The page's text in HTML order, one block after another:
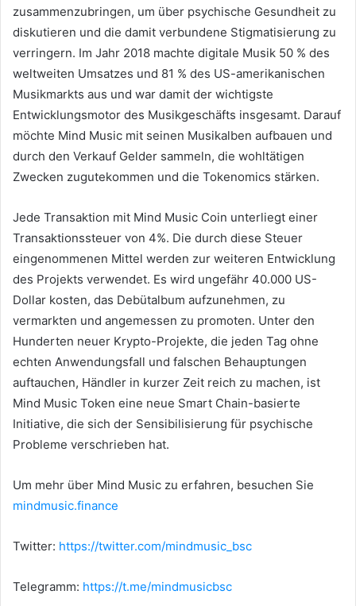
zusammenzubringen, um über psychische Gesundheit zu
diskutieren und die damit verbundene Stigmatisierung zu
verringern. Im Jahr 2018 machte digitale Musik 50 % des
weltweiten Umsatzes und 81 % des US-amerikanischen
Musikmarkts aus und war damit der wichtigste
Entwicklungsmotor des Musikgeschäfts insgesamt. Darauf
möchte Mind Music mit seinen Musikalben aufbauen und
durch den Verkauf Gelder sammeln, die wohltätigen
Zwecken zugutekommen und die Tokenomics stärken.
Jede Transaktion mit Mind Music Coin unterliegt einer
Transaktionssteuer von 4%. Die durch diese Steuer
eingenommenen Mittel werden zur weiteren Entwicklung
des Projekts verwendet. Es wird ungefähr 40.000 US-
Dollar kosten, das Debütalbum aufzunehmen, zu
vermarkten und angemessen zu promoten. Unter den
Hunderten neuer Krypto-Projekte, die jeden Tag ohne
echten Anwendungsfall und falschen Behauptungen
auftauchen, Händler in kurzer Zeit reich zu machen, ist
Mind Music Token eine neue Smart Chain-basierte
Initiative, die sich der Sensibilisierung für psychische
Probleme verschrieben hat.
Um mehr über Mind Music zu erfahren, besuchen Sie
mindmusic.finance
Twitter: https://twitter.com/mindmusic_bsc
Telegramm: https://t.me/mindmusicbsc